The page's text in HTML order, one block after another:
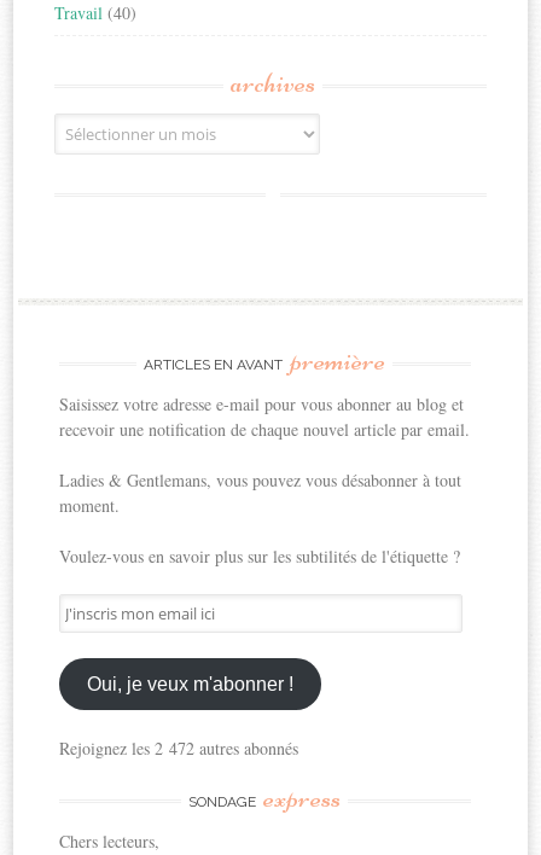
Travail (40)
archives
Archives
ARTICLES EN AVANT première
Saisissez votre adresse e-mail pour vous abonner au blog et
recevoir une notification de chaque nouvel article par email.
Ladies & Gentlemans, vous pouvez vous désabonner à tout
moment.
Voulez-vous en savoir plus sur les subtilités de l'étiquette ?
J'inscris
mon
email
ici
Oui, je veux m'abonner !
Rejoignez les 2 472 autres abonnés
SONDAGE express
Chers lecteurs,